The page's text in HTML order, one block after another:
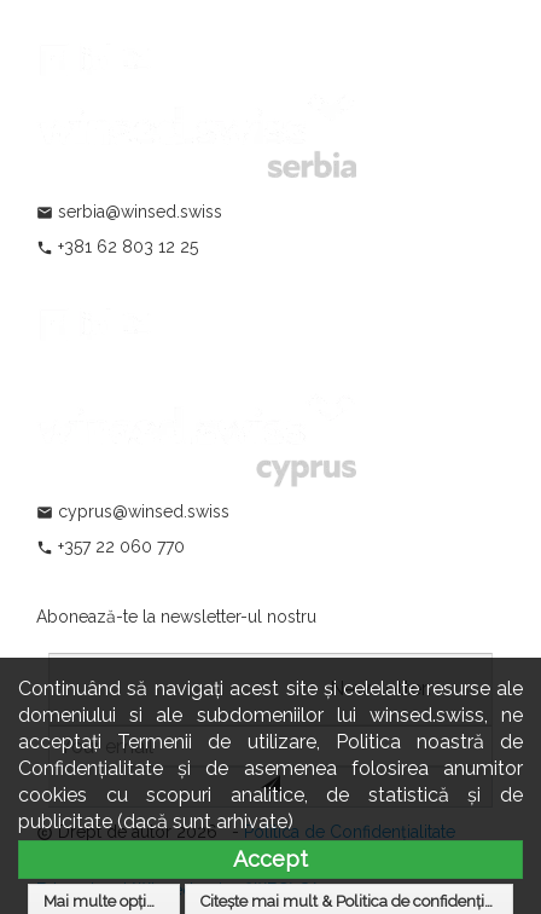
Continuând să navigați acest site și celelalte resurse ale
domeniului si ale subdomeniilor lui winsed.swiss, ne
acceptați Termenii de utilizare, Politica noastră de
Confidențialitate și de asemenea folosirea anumitor
cookies cu scopuri analitice, de statistică și de
publicitate (dacă sunt arhivate)
Accept
Mai multe opțiuni Citește mai mult & Politica de confidențialitate
mail serbia@winsed.swiss
phone +381 62 803 12 25
mail cyprus@winsed.swiss
phone +357 22 060 770
Abonează-te la newsletter-ul nostru
				                  	Newsletter:
copyrightDrept de autor 2026 -Politica de Confidențialitate
Site-ul & datele sunt găzduite și administrate de
Educațional Winsed.swiss (WEG) SA